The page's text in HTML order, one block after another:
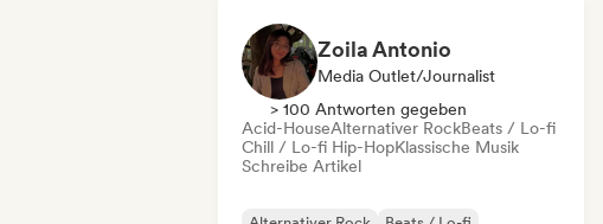
Zoila Antonio
Media Outlet/Journalist
> 100 Antworten gegeben
Acid-HouseAlternativer RockBeats / Lo-fi
Chill / Lo-fi Hip-HopKlassische Musik
Schreibe Artikel